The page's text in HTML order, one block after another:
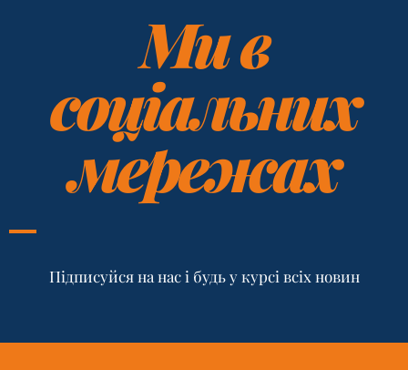
Ми в
соціальних
мережах
Підписуйся на нас і будь у курсі всіх новин